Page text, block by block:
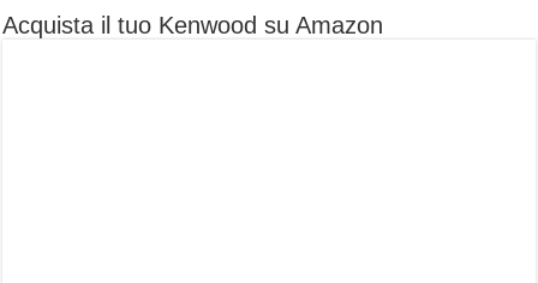
Acquista il tuo Kenwood su Amazon